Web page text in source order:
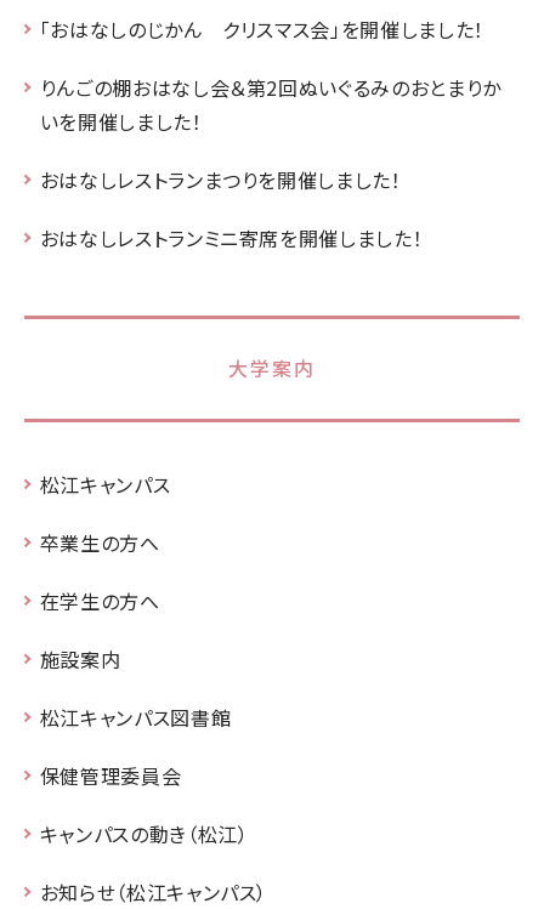
「おはなしのじかん クリスマス会」を開催しました！
りんごの棚おはなし会＆第2回ぬいぐるみのおとまりか
いを開催しました！
おはなしレストランまつりを開催しました！
おはなしレストランミニ寄席を開催しました！
大学案内
松江キャンパス
卒業生の方へ
在学生の方へ
施設案内
松江キャンパス図書館
保健管理委員会
キャンパスの動き（松江）
お知らせ（松江キャンパス）